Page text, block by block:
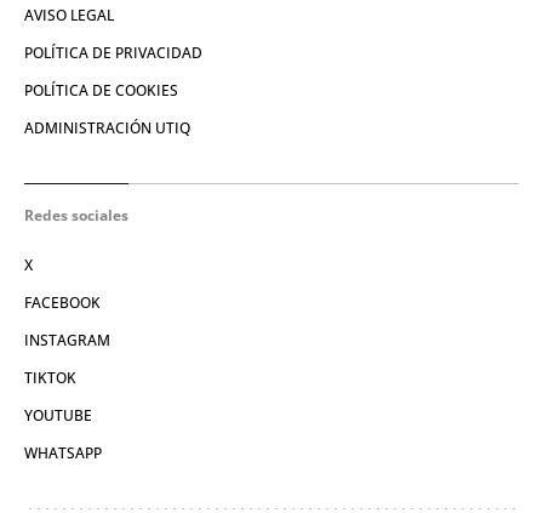
AVISO LEGAL
POLÍTICA DE PRIVACIDAD
POLÍTICA DE COOKIES
ADMINISTRACIÓN UTIQ
Redes sociales
X
FACEBOOK
INSTAGRAM
TIKTOK
YOUTUBE
WHATSAPP